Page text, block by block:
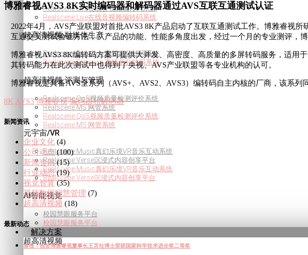
Realscene Live在线音视频编转码系统
Realscene Live在线音视频编转码系统
超高清视频·融媒体生产
Realscene Enhance 离线超分转码系统
Realscene Enhance 离线超分转码系统
超高清视频·评测与管理
Realscene QoS视频质量检测评价系统
Realscene MS 网管系统
Realscene QoS视频质量检测评价系统
Realscene MS 网管系统
元宇宙/VR
Realscene Music真幻乐境VR音乐互动系统
Realscene Verse沉浸式内容创享平台
Realscene Music真幻乐境VR音乐互动系统
Realscene Verse沉浸式内容创享平台
AI智能视觉
校园慧眼服务平台
校园慧眼服务平台
解决方案
超高清视频
博雅睿视AVS3 8K实时编码器和解码器通过AVS互联互通测试认证
2022年4月，AVS产业联盟对首批AVS3 8K产品启动了互联互通测试工作。博雅睿视所
互通交叉测试验证方法，从产品的功能、性能多角度出发，经过一个月的专业测评，
博雅睿视AVS3 8K编转码方案可提供大并发、高密度、高质量的多屏转码服务，适用
其转码能力在此次测试中也得到了央视、AVS产业联盟等各专业机构的认可。
博雅睿视是具备AVS全系列（AVS+、AVS2、AVS3）编转码自主内核的厂商，该系
8K AVS3 博雅睿视 编码器和解码器
新闻资讯
企业文化 (4)
公司动态 (100)
新闻资讯 (15)
行业动态 (19)
视觉智算 (35)
视频数据智慧管理 (7)
超高清视频 (18)
最新动态
喜报！祝贺博雅睿视董事长王苫社博士荣获国家科学技术进步奖二等奖